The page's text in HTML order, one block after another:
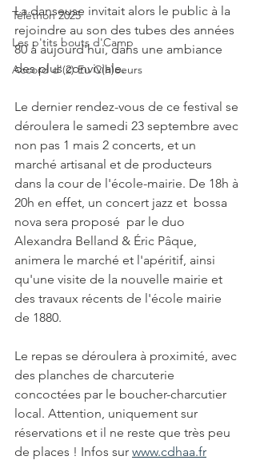
Téléthon 2025
Les p'tits bouts d'Camp
Accord d'(2) Eu C(h)oeurs
La danseuse invitait alors le public à la
rejoindre au son des tubes des années
80 à aujourd'hui, dans une ambiance
des plus conviviale.
Le dernier rendez-vous de ce festival se
déroulera le samedi 23 septembre avec
non pas 1 mais 2 concerts, et un
marché artisanal et de producteurs
dans la cour de l'école-mairie. De 18h à
20h en effet, un concert jazz et  bossa
nova sera proposé  par le duo
Alexandra Belland & Éric Pâque,
animera le marché et l'apéritif, ainsi
qu'une visite de la nouvelle mairie et
des travaux récents de l'école mairie
de 1880.
Le repas se déroulera à proximité, avec
des planches de charcuterie
concoctées par le boucher-charcutier
local. Attention, uniquement sur
réservations et il ne reste que très peu
de places ! Infos sur www.cdhaa.fr